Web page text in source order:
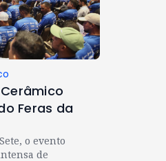
Feras da
o evento
de